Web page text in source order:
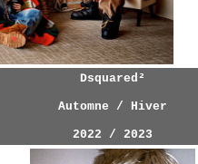
Dsquared²
Automne / Hiver
2022 / 2023